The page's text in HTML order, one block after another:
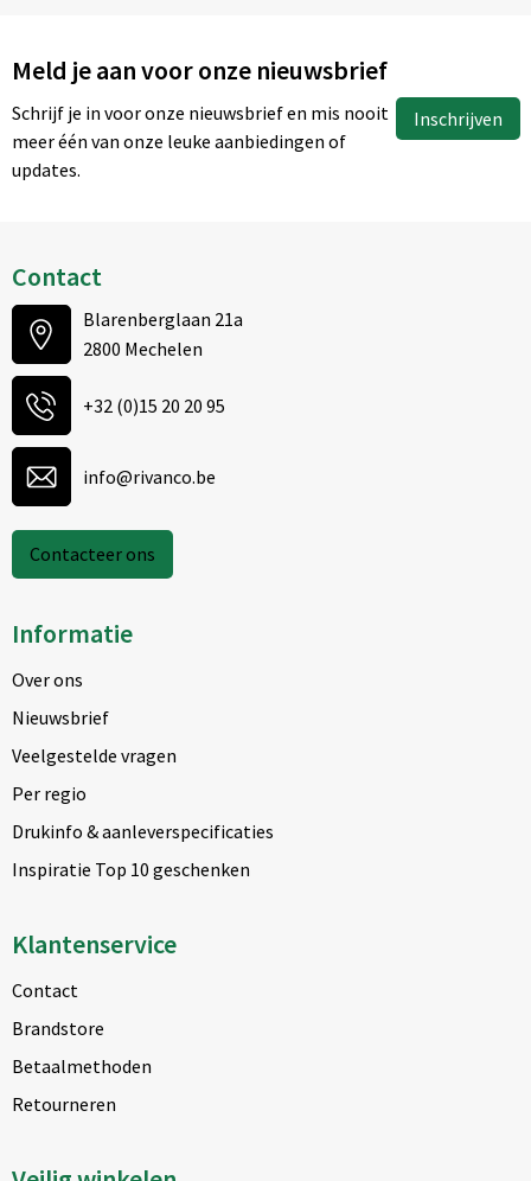
Meld je aan voor onze nieuwsbrief
Schrijf je in voor onze nieuwsbrief en mis nooit
meer één van onze leuke aanbiedingen of
updates.
Inschrijven
Contact
Blarenberglaan 21a
2800 Mechelen
+32 (0)15 20 20 95
info@rivanco.be
Contacteer ons
Informatie
Over ons
Nieuwsbrief
Veelgestelde vragen
Per regio
Drukinfo & aanleverspecificaties
Inspiratie Top 10 geschenken
Klantenservice
Contact
Brandstore
Betaalmethoden
Retourneren